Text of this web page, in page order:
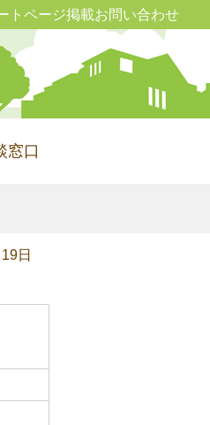
トページ掲載お問い合わせ
窓口
日